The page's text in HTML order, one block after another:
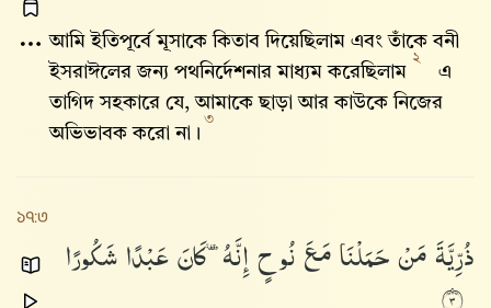
আমি ইতিপূর্বে মূসাকে কিতাব দিয়েছিলাম এবং তাঁকে বনী
ইসরাঈলের জন্য পথনির্দেশনার মাধ্যম করেছিলাম
২
এ
তাগিদ সহকারে যে, আমাকে ছাড়া আর কাউকে নিজের
অভিভাবক করো না।
৩
১৭:৩
ذُرِّيَّةَمَنْحَمَلْنَامَعَنُوحٍإِنَّهُۥكَانَعَبْدًاشَكُورًا